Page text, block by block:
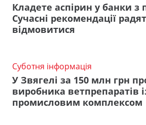
Кладете аспірин у банки з
Сучасні рекомендації
відмовитися
Суботня інформація
У Звягелі за 150 млн грн
виробника ветпрепаратів
промисловим комплексом